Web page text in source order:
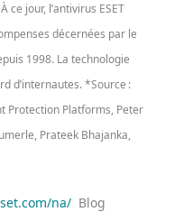
jour, l’antivirus ESET
décernées par le
1998. La technologie
d’internautes. *Source :
Protection Platforms, Peter
Prateek Bhajanka,
na/ Blog